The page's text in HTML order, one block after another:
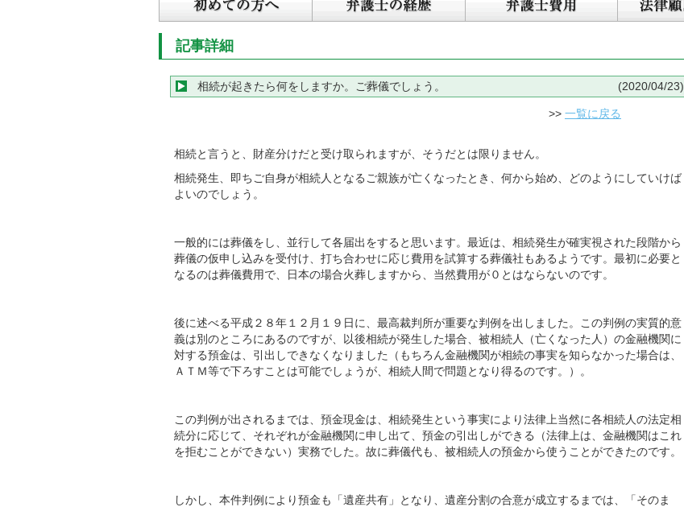
記事詳細
相続が起きたら何をしますか。ご葬儀でしょう。 (2020/04/23)
>> 一覧に戻る
相続と言うと、財産分けだと受け取られますが、そうだとは限りません。
相続発生、即ちご自身が相続人となるご親族が亡くなったとき、何から始め、どのようにしていけば
よいのでしょう。
一般的には葬儀をし、並行して各届出をすると思います。最近は、相続発生が確実視された段階から
葬儀の仮申し込みを受付け、打ち合わせに応じ費用を試算する葬儀社もあるようです。最初に必要と
なるのは葬儀費用で、日本の場合火葬しますから、当然費用が０とはならないのです。
後に述べる平成２８年１２月１９日に、最高裁判所が重要な判例を出しました。この判例の実質的意
義は別のところにあるのですが、以後相続が発生した場合、被相続人（亡くなった人）の金融機関に
対する預金は、引出しできなくなりました（もちろん金融機関が相続の事実を知らなかった場合は、
ＡＴＭ等で下ろすことは可能でしょうが、相続人間で問題となり得るのです。）。
この判例が出されるまでは、預金現金は、相続発生という事実により法律上当然に各相続人の法定相
続分に応じて、それぞれが金融機関に申し出て、預金の引出しができる（法律上は、金融機関はこれ
を拒むことができない）実務でした。故に葬儀代も、被相続人の預金から使うことができたのです。
しかし、本件判例により預金も「遺産共有」となり、遺産分割の合意が成立するまでは、「そのま